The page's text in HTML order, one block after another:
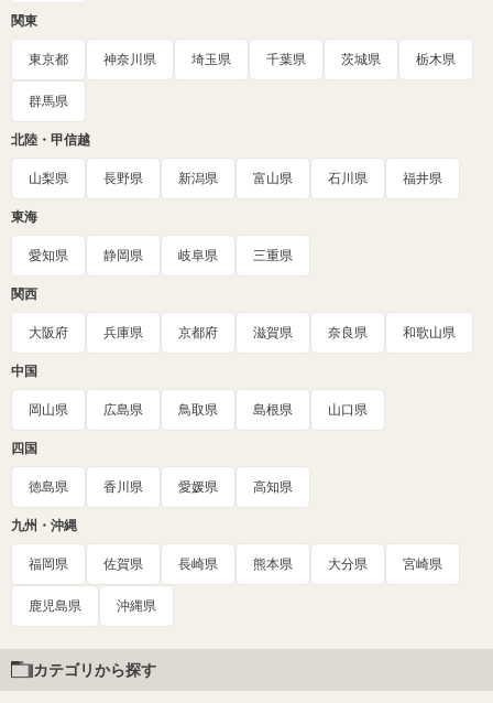
関東
東京都 神奈川県 埼玉県 千葉県 茨城県 栃木県
群馬県
北陸・甲信越
山梨県 長野県 新潟県 富山県 石川県 福井県
東海
愛知県 静岡県 岐阜県 三重県
関西
大阪府 兵庫県 京都府 滋賀県 奈良県 和歌山県
中国
岡山県 広島県 鳥取県 島根県 山口県
四国
徳島県 香川県 愛媛県 高知県
九州・沖縄
福岡県 佐賀県 長崎県 熊本県 大分県 宮崎県
鹿児島県 沖縄県
カテゴリから探す